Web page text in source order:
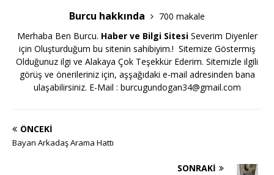
Burcu hakkında
700 makale
Merhaba Ben Burcu. Haber ve Bilgi SitesiSeverim Diyenler
için Oluşturduğum bu sitenin sahibiyim.! Sitemize Göstermiş
Olduğunuz ilgi ve Alakaya Çok Teşekkür Ederim. Sitemizle ilgili
görüş ve önerileriniz için, aşşağıdaki e-mail adresinden bana
ulaşabilirsiniz. E-Mail : burcugundogan34@gmail.com
ÖNCEKI
Bayan Arkadaş Arama Hattı
SONRAKI